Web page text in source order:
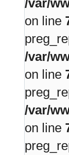
on line
/var/
on line
/var/
on line